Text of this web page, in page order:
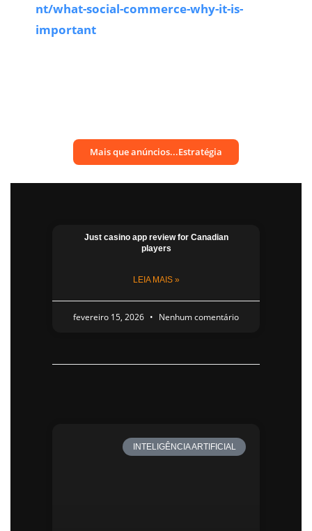
nt/what-social-commerce-why-it-is-
important
Mais que anúncios...Estratégia
Just casino app​ review for Canadian
players
LEIA MAIS »
fevereiro 15, 2026 Nenhum comentário
INTELIGÊNCIA ARTIFICIAL